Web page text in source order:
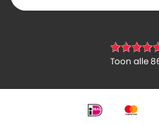
In
Toon alle